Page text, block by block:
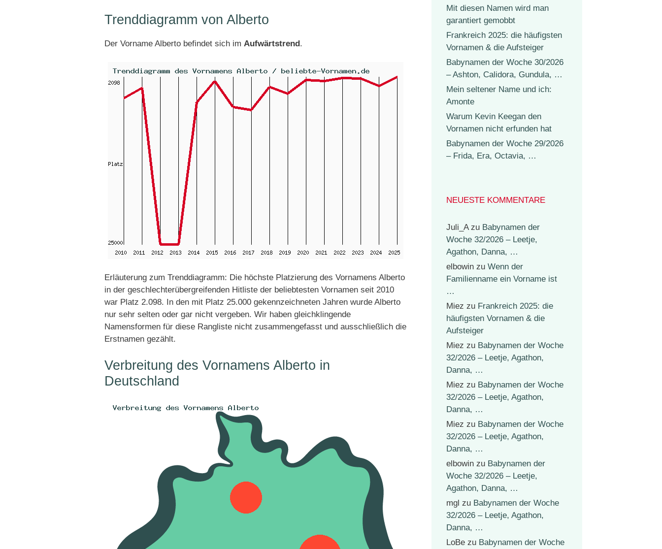
Trenddiagramm von Alberto
Der Vorname Alberto befindet sich im Aufwärtstrend.
Erläuterung zum Trenddiagramm: Die höchste Platzierung des Vornamens Alberto
in der geschlechterübergreifenden Hitliste der beliebtesten Vornamen seit 2010
war Platz 2.098. In den mit Platz 25.000 gekennzeichneten Jahren wurde Alberto
nur sehr selten oder gar nicht vergeben. Wir haben gleichklingende
Namensformen für diese Rangliste nicht zusammengefasst und ausschließlich die
Erstnamen gezählt.
Verbreitung des Vornamens Alberto in
Deutschland
Mit diesen Namen wird man
garantiert gemobbt
Frankreich 2025: die häufigsten
Vornamen & die Aufsteiger
Babynamen der Woche 30/2026
– Ashton, Calidora, Gundula, …
Mein seltener Name und ich:
Amonte
Warum Kevin Keegan den
Vornamen nicht erfunden hat
Babynamen der Woche 29/2026
– Frida, Era, Octavia, …
NEUESTE KOMMENTARE
Juli_Azu Babynamen der
Woche 32/2026 – Leetje,
Agathon, Danna, …
elbowin zu Wenn der
Familienname ein Vorname ist
…
Miez zu Frankreich 2025: die
häufigsten Vornamen & die
Aufsteiger
Miez zu Babynamen der Woche
32/2026 – Leetje, Agathon,
Danna, …
Miez zu Babynamen der Woche
32/2026 – Leetje, Agathon,
Danna, …
Miez zu Babynamen der Woche
32/2026 – Leetje, Agathon,
Danna, …
elbowin zu Babynamen der
Woche 32/2026 – Leetje,
Agathon, Danna, …
mgl zu Babynamen der Woche
32/2026 – Leetje, Agathon,
Danna, …
LoBe zu Babynamen der Woche